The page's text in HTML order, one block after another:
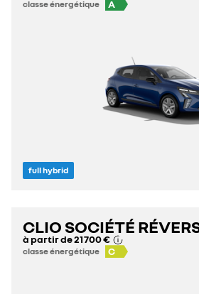
classe énergétique A
full hybrid
CLIO SOCIÉTÉ
à partir de21 700 €
classe énergétique C